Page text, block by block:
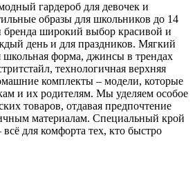
гардероб для девочек и
образы для школьников до 14
бренда широкий выбор красивой и
день и для праздников. Мягкий
школьная форма, джинсы в трендах
технологичная верхняя
комплекты – модели, которые
и их родителям. Мы уделяем особое
товаров, отдавая предпочтение
материалам. Специальный крой
для комфорта тех, кто быстро